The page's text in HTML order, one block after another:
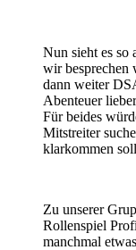
Nun sieht es so
wir besprechen
dann weiter
Abenteuer
Für beides
Mitstreiter
klarkommen
Zu unserer
Rollenspiel
manchmal